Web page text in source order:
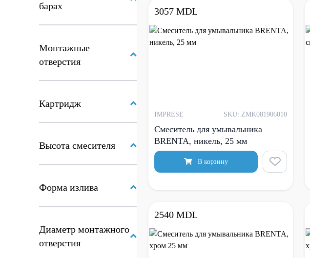
барах
Монтажные
отверстия
Картридж
Высота смесителя
Форма излива
Диаметр монтажного
отверстия
3057 MDL
IMPRESE SKU: ZMK081906010
Смеситель для умывальника
BRENTA, никель, 25 мм
В корзину
2540 MDL